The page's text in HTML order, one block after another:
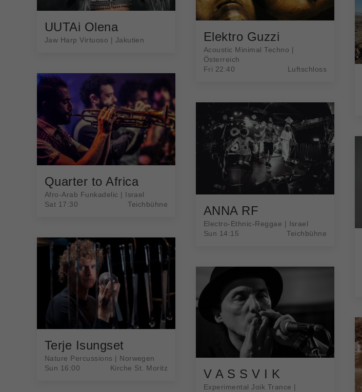
UUTAi Olena
Jaw Harp Virtuoso | Jakutien Elektro Guzzi
Acoustic Minimal Techno |
Österreich
Fri 22:40
Luftschloss
Quarter to Africa
Afro-Arab Funkadelic | Israel
Sat 17:30
Teichbühne ANNA RF
Electro-Ethnic-Reggae | Israel
Sun 14:15
Teichbühne
Terje Isungset
Nature Percussions | Norwegen
Sun 16:00
Kirche St. Moritz V A S S V I K
Experimental Joik Trance |